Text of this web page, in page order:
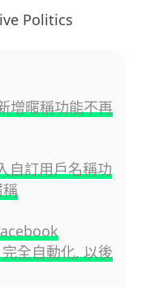
Politics
增暱稱功能不再
自訂用戶名稱功
全自動化, 以後